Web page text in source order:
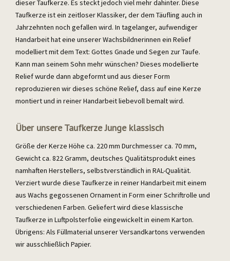
dieser Taufkerze. Es steckt jedoch viel mehr dahinter. Diese
Taufkerze ist ein zeitloser Klassiker, der dem Täufling auch in
Jahrzehnten noch gefallen wird. In tagelanger, aufwendiger
Handarbeit hat eine unserer Wachsbildnerinnen ein Relief
modelliert mit dem Text: Gottes Gnade und Segen zur Taufe.
Kann man seinem Sohn mehr wünschen? Dieses modellierte
Relief wurde dann abgeformt und aus dieser Form
reproduzieren wir dieses schöne Relief, dass auf eine Kerze
montiert und in reiner Handarbeit liebevoll bemalt wird.
Über unsere Taufkerze Junge klassisch
Größe der Kerze Höhe ca. 220 mm Durchmesser ca. 70 mm,
Gewicht ca. 822 Gramm, deutsches Qualitätsprodukt eines
namhaften Herstellers, selbstverständlich in RAL-Qualität.
Verziert wurde diese Taufkerze in reiner Handarbeit mit einem
aus Wachs gegossenen Ornament in Form einer Schriftrolle und
verschiedenen Farben. Geliefert wird diese klassische
Taufkerze in Luftpolsterfolie eingewickelt in einem Karton.
Übrigens: Als Füllmaterial unserer Versandkartons verwenden
wir ausschließlich Papier.